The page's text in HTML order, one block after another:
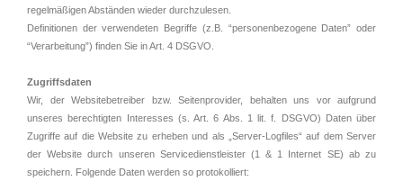
regelmäßigen Abständen wieder durchzulesen.
Definitionen der verwendeten Begriffe (z.B. “personenbezogene Daten” oder
“Verarbeitung”) finden Sie in Art. 4 DSGVO.
Zugriffsdaten
Wir, der Websitebetreiber bzw. Seitenprovider, behalten uns vor aufgrund
unseres berechtigten Interesses (s. Art. 6 Abs. 1 lit. f. DSGVO) Daten über
Zugriffe auf die Website zu erheben und als „Server-Logfiles“ auf dem Server
der Website durch unseren Servicedienstleister (1 & 1 Internet SE) ab zu
speichern. Folgende Daten werden so protokolliert: